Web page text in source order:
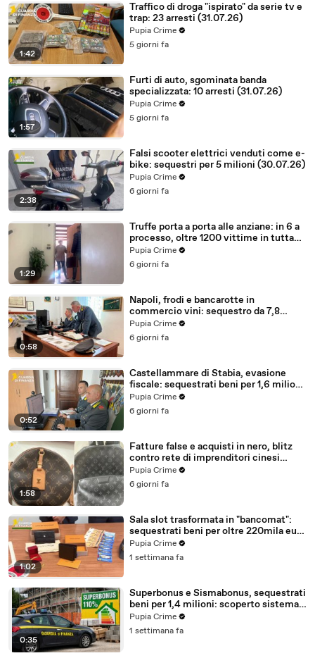
1:42
Traffico di droga "ispirato" da serie tv e
trap: 23 arresti (31.07.26)
Pupia Crime
5 giorni fa
1:57
Furti di auto, sgominata banda
specializzata: 10 arresti (31.07.26)
Pupia Crime
5 giorni fa
2:38
Falsi scooter elettrici venduti come e-
bike: sequestri per 5 milioni (30.07.26)
Pupia Crime
6 giorni fa
1:29
Truffe porta a porta alle anziane: in 6 a
processo, oltre 1200 vittime in tutta
Italia (30.07.26)
Pupia Crime
6 giorni fa
0:58
Napoli, frodi e bancarotte in
commercio vini: sequestro da 7,8
milioni (30.07.26)
Pupia Crime
6 giorni fa
0:52
Castellammare di Stabia, evasione
fiscale: sequestrati beni per 1,6 milioni
ad un consorzio navale (29.07.26)
Pupia Crime
6 giorni fa
1:58
Fatture false e acquisti in nero, blitz
contro rete di imprenditori cinesi
sequestri per 8,5 milioni (29.07.26)
Pupia Crime
6 giorni fa
1:02
Sala slot trasformata in "bancomat":
sequestrati beni per oltre 220mila euro
a due coniugi (29.07.26)
Pupia Crime
1 settimana fa
0:35
Superbonus e Sismabonus, sequestrati
beni per 1,4 milioni: scoperto sistema
con false abitazioni (29.07.26)
Pupia Crime
1 settimana fa